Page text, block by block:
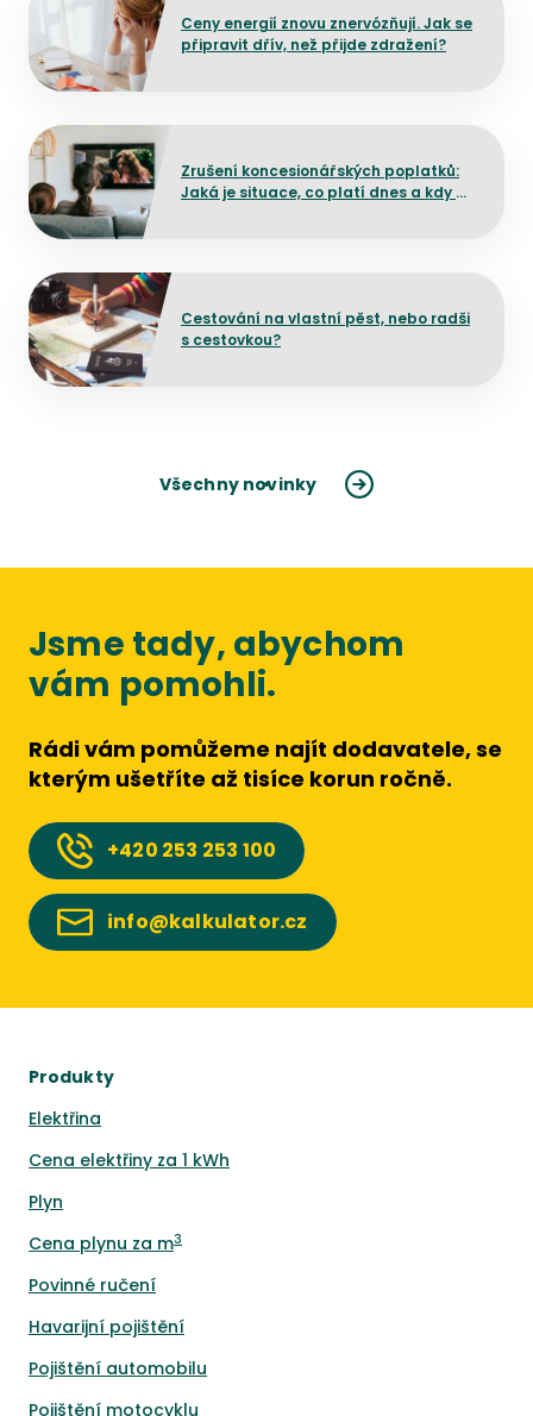
Ceny energií znovu znervózňují. Jak se
připravit dřív, než přijde zdražení?
Zrušení koncesionářských poplatků:
Jaká je situace, co platí dnes a kdy by
Přejít na detail článku
Cestování na vlastní pěst, nebo radši
s cestovkou?
Přejít na detail článku
Všechny novinky
Jsme tady, abychom
vám pomohli.
Rádi vám pomůžeme najít dodavatele, se
kterým ušetříte až tisíce korun ročně.
+420 253 253 100
info@kalkulator.cz
Produkty
Elektřina
Cena elektřiny za 1 kWh
Plyn
Cena plynu za m3
Povinné ručení
Havarijní pojištění
Pojištění automobilu
Pojištění motocyklu